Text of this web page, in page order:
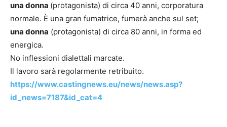
una donna (protagonista) di circa 40 anni, corporatura
normale. È una gran fumatrice, fumerà anche sul set;
una donna (protagonista) di circa 80 anni, in forma ed
energica.
No inflessioni dialettali marcate.
Il lavoro sarà regolarmente retribuito.
https://www.castingnews.eu/news/news.asp?
id_news=7187&id_cat=4